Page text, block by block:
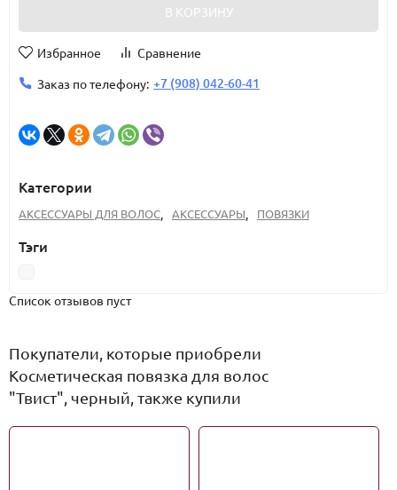
В КОРЗИНУ
Избранное
Сравнение
Заказ по телефону: +7 (908) 042-60-41
Категории
АКСЕССУАРЫ ДЛЯ ВОЛОС, АКСЕССУАРЫ, ПОВЯЗКИ
Тэги
Список отзывов пуст
Покупатели, которые приобрели
Косметическая повязка для волос
"Твист", черный, также купили